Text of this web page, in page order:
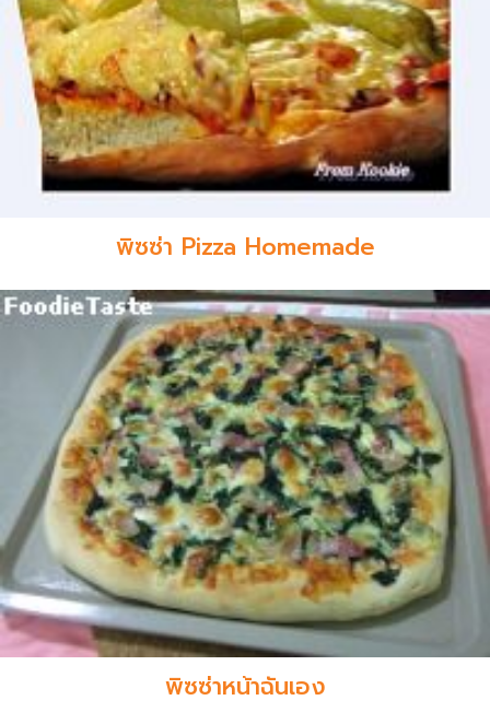
พิซซ่า Pizza Homemade
พิซซ่าหน้าฉันเอง